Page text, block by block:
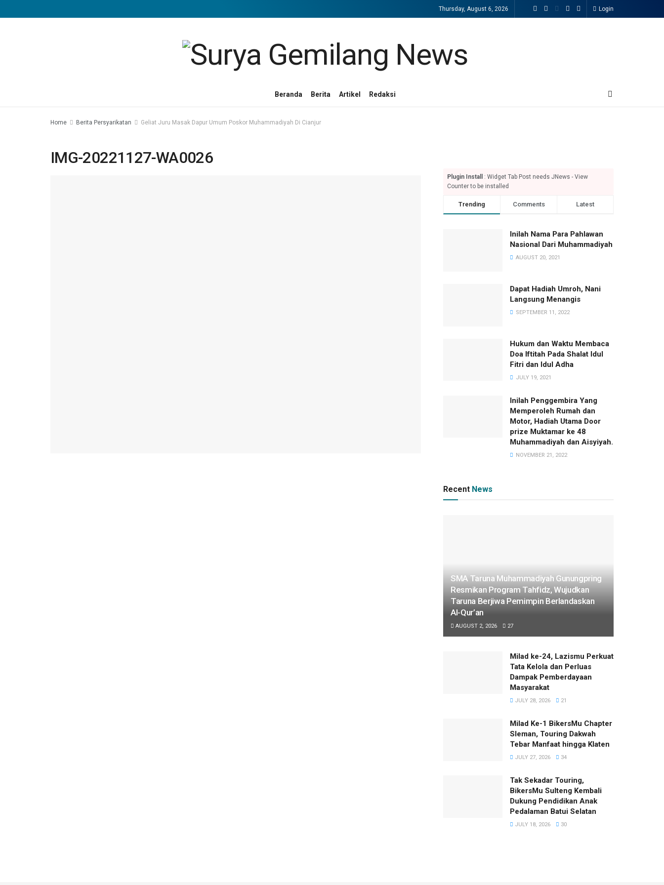
Thursday, August 6, 2026 Login
Beranda Berita Artikel Redaksi
Home Berita Persyarikatan Geliat Juru Masak Dapur Umum Poskor Muhammadiyah Di Cianjur
IMG-20221127-WA0026
Plugin Install
: Widget Tab Post needs JNews - View
Counter to be installed
Trending Comments Latest
Inilah Nama Para Pahlawan
Nasional Dari Muhammadiyah
AUGUST 20, 2021
Dapat Hadiah Umroh, Nani
Langsung Menangis
SEPTEMBER 11, 2022
Hukum dan Waktu Membaca
Doa Iftitah Pada Shalat Idul
Fitri dan Idul Adha
JULY 19, 2021
Inilah Penggembira Yang
Memperoleh Rumah dan
Motor, Hadiah Utama Door
prize Muktamar ke 48
Muhammadiyah dan Aisyiyah.
NOVEMBER 21, 2022
Recent News
SMA Taruna Muhammadiyah Gunungpring
Resmikan Program Tahfidz, Wujudkan
Taruna Berjiwa Pemimpin Berlandaskan
Al-Qur’an
AUGUST 2, 2026 27
Milad ke-24, Lazismu Perkuat
Tata Kelola dan Perluas
Dampak Pemberdayaan
Masyarakat
JULY 28, 2026 21
Milad Ke-1 BikersMu Chapter
Sleman, Touring Dakwah
Tebar Manfaat hingga Klaten
JULY 27, 2026 34
Tak Sekadar Touring,
BikersMu Sulteng Kembali
Dukung Pendidikan Anak
Pedalaman Batui Selatan
JULY 18, 2026 30